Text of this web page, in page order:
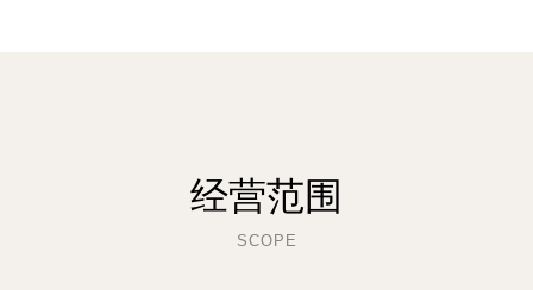
经营范围
SCOPE